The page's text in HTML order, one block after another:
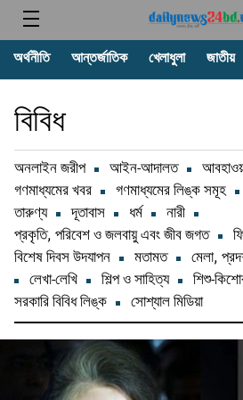
অর্থনীতি আন্তর্জাতিক খেলাধুলা জাতীয়
বিবিধ
অনলাইন জরীপ আইন-আদালত
গণমাধ্যমের খবর
গণমাধ্যমের লিঙ্ক সমূহ
তারুণ্য
দূতাবাস ধর্ম
নারী
প্রকৃতি, পরিবেশ ও জলবায়ু এবং জীব জগত
বিশেষ দিবস উদযাপন
মতামত মেলা,
লেখা-লেখি
শিল্প ও সাহিত্য শিশু-
সরকারি বিবিধ লিঙ্ক
সোশ্যাল মিডিয়া